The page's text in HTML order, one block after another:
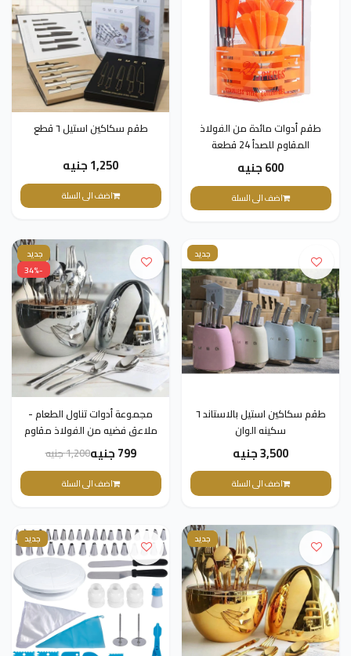
طقم أدوات مائدة من الفولاذ
المقاوم للصدأ 24 قطعة
600 جنيه
اضف الى السلة
طقم سكاكين استيل ٦ قطع
1,250 جنيه
اضف الى السلة
جديد
طقم سكاكين استيل بالاستاند ٦
سكينه الوان
3,500 جنيه
اضف الى السلة
جديد
-34%
مجموعة أدوات تناول الطعام -
ملاعق فضيه من الفولاذ مقاوم
للصدأ لترتيبات طاولة راقية
799 جنيه 1,200 جنيه
اضف الى السلة
جديد جديد